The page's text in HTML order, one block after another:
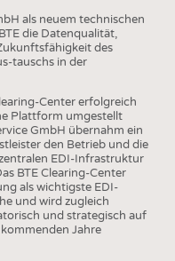
als neuem technischen
die Datenqualität,
des
tauschs in der
Center erfolgreich
Plattform umgestellt
GmbH übernahm ein
den Betrieb und die
EDI-Infrastruktur
BTE Clearing-Center
als wichtigste EDI-
und wird zugleich
und strategisch auf
Jahre